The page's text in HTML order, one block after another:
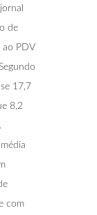
de
ao PDV
17,7
8,2
com